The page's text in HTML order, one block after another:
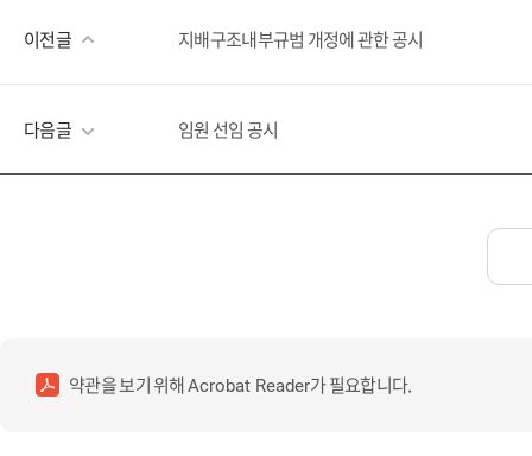
이전글 지배구조내부규범 개정에 관한 공시
다음글 임원 선임 공시
약관을 보기 위해Acrobat Reader가 필요합니다.